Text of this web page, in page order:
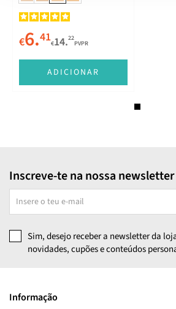
€6.41€14.22
PVPR
ADICIONAR
Inscreve-te na nossa newsletter
Sim, desejo receber a newsletter da
novidades, cupões e conteúdos
Informação